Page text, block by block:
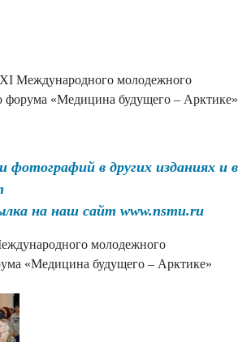
Международного молодежного
форума «Медицина будущего – Арктике»
фотографий в других изданиях и в
на наш сайт www.nsmu.ru
молодежного
«Медицина будущего – Арктике»